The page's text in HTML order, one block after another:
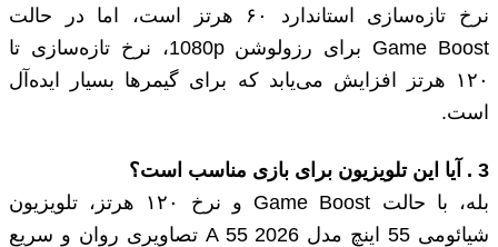
نرخ تازه‌سازی استاندارد ۶۰ هرتز است، اما در حالت
Game Boost برای رزولوشن 1080p، نرخ تازه‌سازی تا
۱۲۰ هرتز افزایش می‌یابد که برای گیمرها بسیار ایده‌آل
است.
3
. آیا این تلویزیون برای بازی‌ مناسب است؟
بله، با حالت Game Boost و نرخ ۱۲۰ هرتز، تلویزیون
شیائومی 55 اینچ مدل A 55 2026 تصاویری روان و سریع